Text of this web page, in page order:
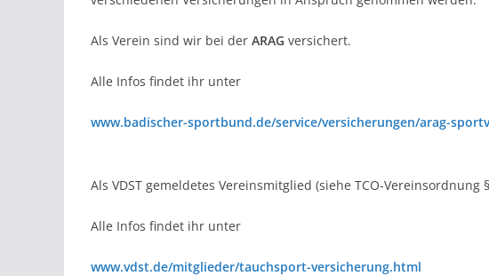
Als Verein sind wir bei der ARAG versichert.
Alle Infos findet ihr unter
www.badischer-sportbund.de/service/versicherungen/arag-
Als VDST gemeldetes Vereinsmitglied (siehe TCO-
Alle Infos findet ihr unter
www.vdst.de/mitglieder/tauchsport-versicherung.html